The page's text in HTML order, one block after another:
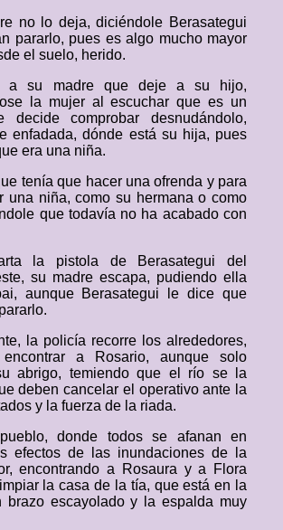
no lo deja, diciéndole Berasategui
pararlo, pues es algo mucho mayor
el suelo, herido.
a su madre que deje a su hijo,
la mujer al escuchar que es un
comprobar desnudándolo,
enfadada, dónde está su hija, pues
era una niña.
tenía que hacer una ofrenda y para
una niña, como su hermana o como
que todavía no ha acabado con
la pistola de Berasategui del
su madre escapa, pudiendo ella
aunque Berasategui le dice que
la policía recorre los alrededores,
a Rosario, aunque solo
abrigo, temiendo que el río se la
deben cancelar el operativo ante la
y la fuerza de la riada.
donde todos se afanan en
efectos de las inundaciones de la
encontrando a Rosaura y a Flora
la casa de la tía, que está en la
brazo escayolado y la espalda muy